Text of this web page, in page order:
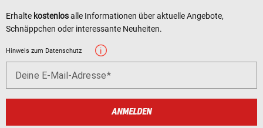
Erhalte kostenlosalle Informationen über aktuelle Angebote,
Schnäppchen oder interessante Neuheiten.
Hinweis zum Datenschutz
Deine E-Mail-Adresse
ANMELDEN